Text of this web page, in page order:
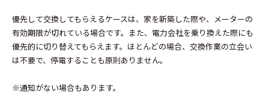
優先して交換してもらえるケースは、家を新築した際や、メーターの
有効期限が切れている場合です。また、電力会社を乗り換えた際にも
優先的に切り替えてもらえます。ほとんどの場合、交換作業の立会い
は不要で、停電することも原則ありません。
※通知がない場合もあります。